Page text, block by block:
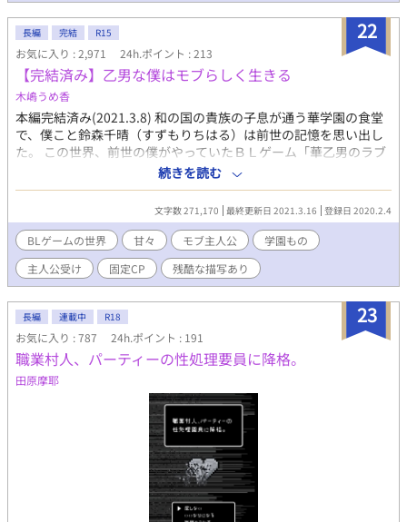
22
長編 完結 R15
お気に入り : 2,971 24h.ポイント : 213
【完結済み】乙男な僕はモブらしく生きる
木嶋うめ香
本編完結済み(2021.3.8) 和の国の貴族の子息が通う華学園の食堂
で、僕こと鈴森千晴（すずもりちはる）は前世の記憶を思い出し
た。 この世界、前世の僕がやっていたＢＬゲーム「華乙男のラブ
日和」じゃないか？ 鈴森千晴なんて登場人物、ゲームには居なか
ったから僕のポジションはモブなんだろう。 もうすぐ主人公が転
校してくる。 僕の片思いの相手山城雅（やましろみやび）も攻略
対象者の一人だ。 これから僕は主人公と雅が仲良くなっていくの
を見てなきゃいけないのか。 片思いだって分ってるから、諦めな
きゃいけないのは分ってるけど、やっぱり辛いよどうしたらいい
んだろう。
続きを読む
文字数 271,170 最終更新日 2021.3.16 登録日 2020.2.4
BLゲームの世界 甘々 モブ主人公
学園もの
主人公受け
固定CP 残酷な描写あり
23
長編 連載中 R18
お気に入り : 787 24h.ポイント : 191
職業村人、パーティーの性処理要員に降格。
田原摩耶